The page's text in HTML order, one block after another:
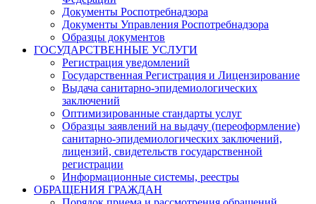
Документы Роспотребнадзора
Документы Управления Роспотребнадзора
Образцы документов
ГОСУДАРСТВЕННЫЕ УСЛУГИ
Регистрация уведомлений
Государственная Регистрация и Лицензирование
Выдача санитарно-эпидемиологических
заключений
Оптимизированные стандарты услуг
Образцы заявлений на выдачу (переоформление)
санитарно-эпидемиологических заключений,
лицензий, свидетельств государственной
регистрации
Информационные системы, реестры
ОБРАЩЕНИЯ ГРАЖДАН